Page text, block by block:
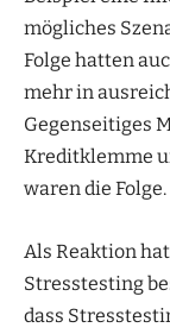
mögliches
Folge hatten
mehr in
Gegenseitiges
Kreditklemme
waren die Folge.
Als Reaktion
Stresstesting
dass